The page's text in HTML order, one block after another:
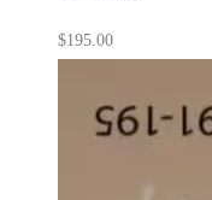
$195.00